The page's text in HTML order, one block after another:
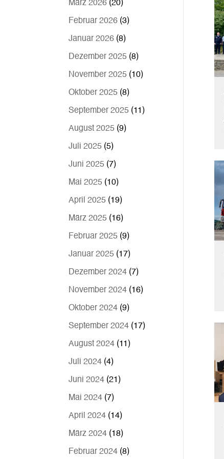
März 2026 (20)
Februar 2026 (3)
Januar 2026 (8)
Dezember 2025 (8)
November 2025 (10)
Oktober 2025 (8)
September 2025 (11)
August 2025 (9)
Juli 2025 (5)
Juni 2025 (7)
Mai 2025 (10)
April 2025 (19)
März 2025 (16)
Februar 2025 (9)
Januar 2025 (17)
Dezember 2024 (7)
November 2024 (16)
Oktober 2024 (9)
September 2024 (17)
August 2024 (11)
Juli 2024 (4)
Juni 2024 (21)
Mai 2024 (7)
April 2024 (14)
März 2024 (18)
Februar 2024 (8)